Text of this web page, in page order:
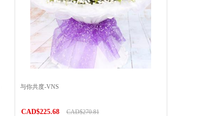
与你共度-VNS
CAD$225.68 CAD$270.81